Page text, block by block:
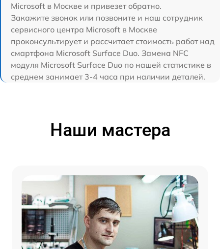
Microsoft в Москве и привезет обратно.
Закажите звонок или позвоните и наш сотрудник
сервисного центра Microsoft в Москве
проконсультирует и рассчитает стоимость работ над
смартфона Microsoft Surface Duo. Замена NFC
модуля Microsoft Surface Duo по нашей статистике в
среднем занимает 3-4 часа при наличии деталей.
Наши мастера